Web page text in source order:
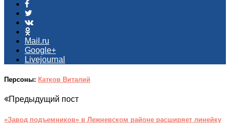
Mail.ru
Google+
Livejournal
Персоны: Катков Виталий
Предыдущий пост
«Завод подъемников» в Лежневском районе расширяет линейку